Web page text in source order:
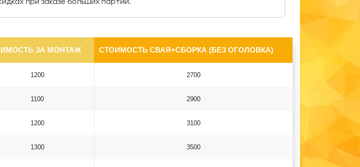
ЗА МОНТАЖ СТОИМОСТЬ СВАЯ+СБОРКА (БЕЗ ОГОЛОВКА)
1200 2700
1100 2900
1200 3100
1300 3500